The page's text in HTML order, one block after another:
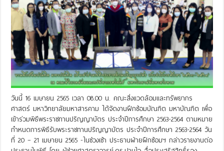
วันนี้ 16 เมษายน 2565 เวลา 08.00 น. คณะสิ่งแวดล้อมและทรัพยากร
ศาสตร์ มหาวิทยาลัยมหาสารคาม ได้จัดงานฝึกซ้อมบัณฑิต มหาบัณฑิต เพื่อ
เข้าร่วมพิธีพระราชทานปริญญาบัตร ประจำปีการศึกษา 2563-2564 ตามหมาย
กำหนดการพิธีรับพระราชทานปริญญาบัตร ประจำปีการศึกษา 2563-2564 วัน
ที่ 20 – 21 เมษายน 2565 -ในช่วงเช้า ประธานฝ่ายฝึกซ้อมฯ กล่าวรายงานต่อ